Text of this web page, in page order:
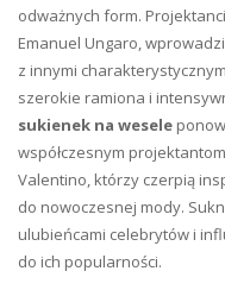
odważnych form.
Emanuel Ungaro,
z innymi
szerokie ramiona i
sukienek na wesele
współczesnym
Valentino, którzy czerpią
do nowoczesnej mody.
ulubieńcami celebrytów i
do ich popularności.